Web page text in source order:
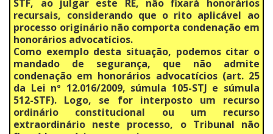
STF, ao julgar este RE, não fixará honorários
recursais, considerando que o rito aplicável ao
processo originário não comporta condenação em
honorários advocatícios.
Como exemplo desta situação, podemos citar o
mandado de segurança, que não admite
condenação em honorários advocatícios (art. 25
da Lei nº 12.016/2009, súmula 105-STJ e súmula
512-STF). Logo, se for interposto um recurso
ordinário constitucional ou um recurso
extraordinário neste processo, o Tribunal não